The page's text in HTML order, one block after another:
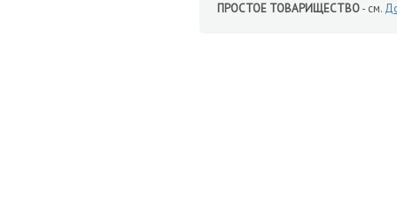
ПРОСТОЕ ТОВАРИЩЕСТВО- см.